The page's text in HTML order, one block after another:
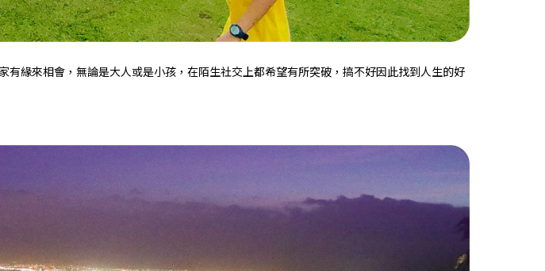
緣來相會，無論是大人或是小孩，在陌生社交上都希望有所突破，搞不好因此找到人生的好